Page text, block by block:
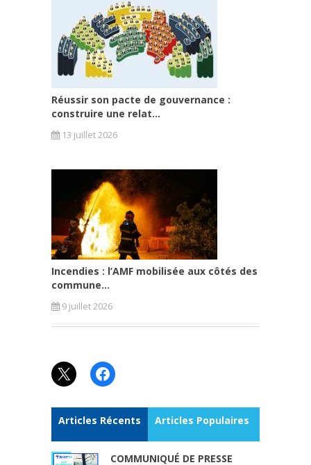
Réussir son pacte de gouvernance :
construire une relat...
13 juillet 2026
Incendies : l’AMF mobilisée aux côtés des
commune...
9 juillet 2026
X Facebook
Articles Récents Articles Populaires
COMMUNIQUÉ DE PRESSE